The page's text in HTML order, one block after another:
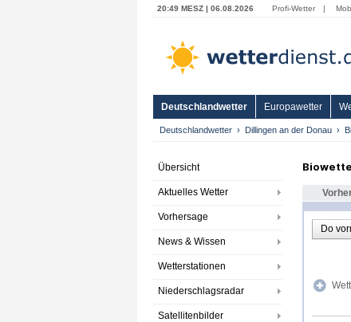
20:49 MESZ | 06.08.2026 Profi-Wetter |
Deutschlandwetter Europawetter
Deutschlandwetter Dillingen an der Donau
Übersicht
Aktuelles Wetter
Vorhersage
News & Wissen
Wetterstationen
Niederschlagsradar
Satellitenbilder
Do